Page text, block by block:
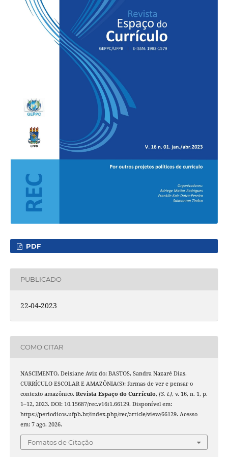
PDF
PUBLICADO
22-04-2023
COMO CITAR
NASCIMENTO, Deisiane Aviz do; BASTOS, Sandra Nazaré Dias.
CURRÍCULO ESCOLAR E AMAZÔNIA(S): formas de ver e pensar o
contexto amazônico. Revista Espaço do Currículo, [S. l.], v. 16, n. 1, p.
1–12, 2023. DOI: 10.15687/rec.v16i1.66129. Disponível em:
https://periodicos.ufpb.br/index.php/rec/article/view/66129. Acesso
em: 7 ago. 2026.
Fomatos de Citação